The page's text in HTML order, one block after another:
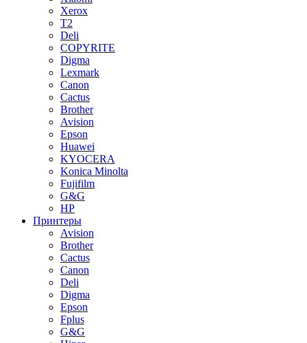
Xerox
T2
Deli
COPYRITE
Digma
Lexmark
Canon
Cactus
Brother
Avision
Epson
Huawei
KYOCERA
Konica Minolta
Fujifilm
G&G
HP
Принтеры
Avision
Brother
Cactus
Canon
Deli
Digma
Epson
Fplus
G&G